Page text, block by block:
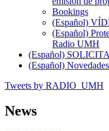
Bookings
(Español)
(Español)
Radio UMH
(Español)
(Español) Novedades
Tweets by RADIO_UMH
News